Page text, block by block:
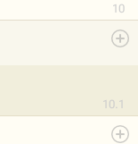
10
10.1